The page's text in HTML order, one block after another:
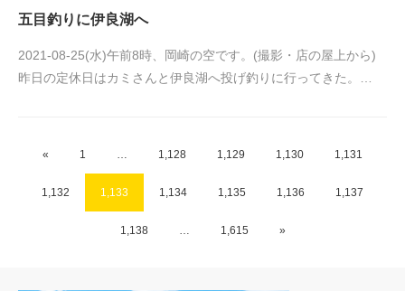
五目釣りに伊良湖へ
2021-08-25(水)午前8時、岡崎の空です。(撮影・店の屋上から)
昨日の定休日はカミさんと伊良湖へ投げ釣りに行ってきた。…
« 1 1,128 1,129 1,130 1,131
1,132 1,133 1,134 1,135 1,136 1,137
1,138 1,615 »